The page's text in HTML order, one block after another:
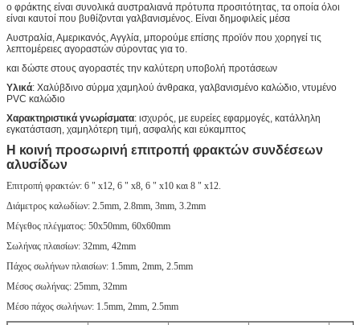
ο φράκτης είναι συνολικά αυστραλιανά πρότυπα προσιτότητας, τα οποία όλοι
είναι καυτοί που βυθίζονται γαλβανισμένος. Είναι δημοφιλείς μέσα
Αυστραλία, Αμερικανός, Αγγλία, μπορούμε επίσης προϊόν που χορηγεί τις
λεπτομέρειες αγοραστών σύροντας για το.
και δώστε στους αγοραστές την καλύτερη υποβολή προτάσεων
Υλικά: Χαλύβδινο σύρμα χαμηλού άνθρακα, γαλβανισμένο καλώδιο, ντυμένο
PVC καλώδιο
Χαρακτηριστικά γνωρίσματα: ισχυρός, με ευρείες εφαρμογές, κατάλληλη
εγκατάσταση, χαμηλότερη τιμή, ασφαλής και εύκαμπτος
Η κοινή προσωρινή επιτροπή φρακτών συνδέσεων
αλυσίδων
Επιτροπή φρακτών: 6 " x12, 6 " x8, 6 " x10 και 8 " x12.
Διάμετρος καλωδίων: 2.5mm, 2.8mm, 3mm, 3.2mm
Μέγεθος πλέγματος: 50x50mm, 60x60mm
Σωλήνας πλαισίων: 32mm, 42mm
Πάχος σωλήνων πλαισίων: 1.5mm, 2mm, 2.5mm
Μέσος σωλήνας: 25mm, 32mm
Μέσο πάχος σωλήνων: 1.5mm, 2mm, 2.5mm